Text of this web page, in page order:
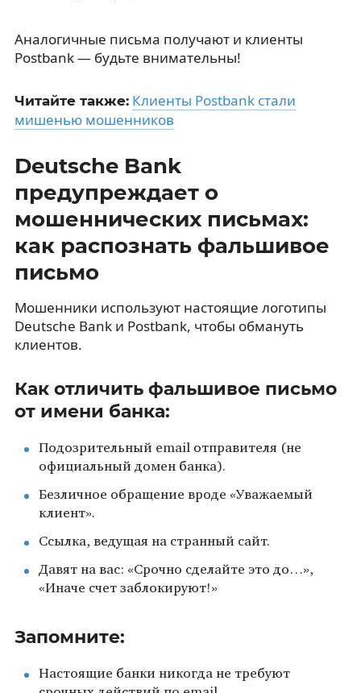
Аналогичные письма получают и клиенты
Postbank — будьте внимательны!
Читайте также: Клиенты Postbank стали
мишенью мошенников
Deutsche Bank
предупреждает о
мошеннических письмах:
как распознать фальшивое
письмо
Мошенники используют настоящие логотипы
Deutsche Bank и Postbank, чтобы обмануть
клиентов.
Как отличить фальшивое письмо
от имени банка:
Подозрительный email отправителя (не
официальный домен банка).
Безличное обращение вроде «Уважаемый
клиент».
Ссылка, ведущая на странный сайт.
Давят на вас: «Срочно сделайте это до…»,
«Иначе счет заблокируют!»
Запомните:
Настоящие банки никогда не требуют